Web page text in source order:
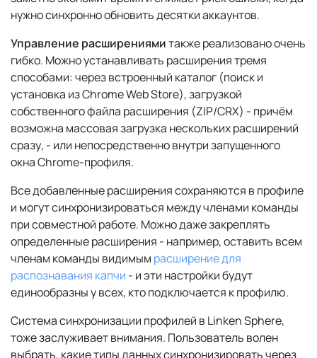
нужно синхронно обновить десятки аккаунтов.
Управление расширениямитакже реализовано очень
гибко. Можно устанавливать расширения тремя
способами: через встроенный каталог (поиск и
установка из Chrome Web Store), загрузкой
собственного файла расширения (ZIP/CRX) - причём
возможна массовая загрузка нескольких расширений
сразу, - или непосредственно внутри запущенного
окна Chrome-профиля.
Все добавленные расширения сохраняются в профиле
и могут синхронизироваться между членами команды
при совместной работе. Можно даже закреплять
определенные расширения - например, оставить всем
членам команды видимым расширение для
распознавания капчи - и эти настройки будут
единообразны у всех, кто подключается к профилю.
Система синхронизации профилей в Linken Sphere,
тоже заслуживает внимания. Пользователь волен
выбрать, какие типы данных синхронизировать через